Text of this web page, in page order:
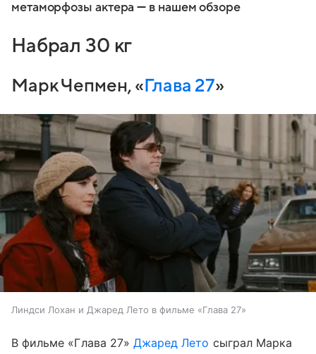
метаморфозы актера — в нашем обзоре
Набрал 30 кг
Марк Чепмен, « Глава 27»
Линдси Лохан и Джаред Лето в фильме «Глава 27»
В фильме «Глава 27» Джаред Лето сыграл Марка